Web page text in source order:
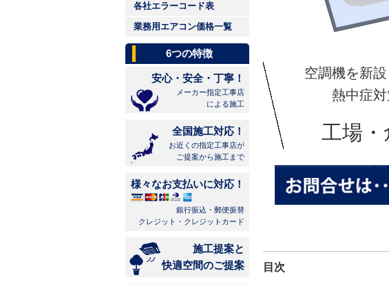
各社エラーコード表
業務用エアコン価格一覧
6つの特徴
安心・安全・丁寧！
メーカー指定工事店
による施工
全国施工対応！
お近くの指定工事店が
ご提案から施工まで
様々なお支払いに対応！
銀行振込・郵便振替
クレジット・クレジットカード
施工提案と
快適空間のご提案
空調機を新
熱中症
工場
目次